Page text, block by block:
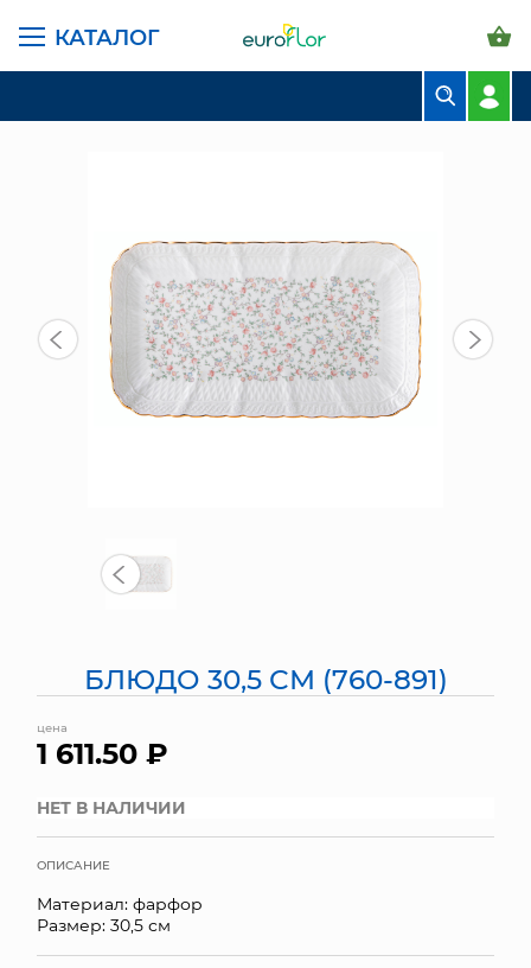
КАТАЛОГ
СВАДЕБНАЯ ФЛОРИСТИКА
КОМНАТНЫЕ РАСТЕНИЯ
ГОРШКИ И КАШПО
ГРУНТЫ И УДОБРЕНИЯ
ЯЩИКИ
ПАКЕТЫ И СУМКИ
ГЛАВНАЯ СТРАНИЦА КАТАЛОГ
ПРЕДМЕТЫ ИНТЕРЬЕРА
БЛЮДО 30,5 СМ (760-891)
цена
1 611.50 ₽
НЕТ В НАЛИЧИИ
ОПИСАНИЕ
Материал: фарфор
Размер: 30,5 см